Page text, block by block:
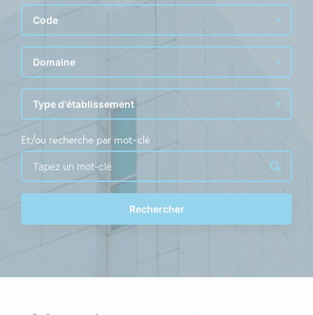
Et/ou recherche par mot-clé
Rechercher